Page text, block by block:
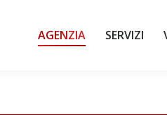
AGENZIA SERVIZI